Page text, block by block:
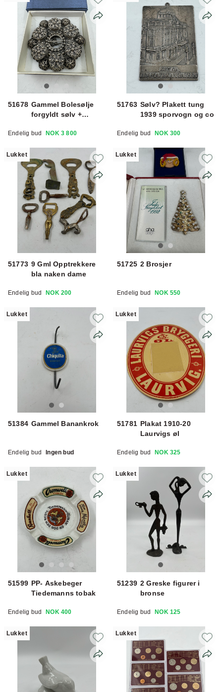
51678 Gammel Bolesølje
forgyldt sølv +
Endelig bud NOK 3 800
51763 Sølv? Plakett tung
1939 sporvogn og co
Endelig bud NOK 300
Lukket
51773 9 Gml Opptrekkere
bla naken dame
Endelig bud NOK 200
Lukket
51725 2 Brosjer
Endelig bud NOK 550
Lukket
51384 Gammel Banankrok
Endelig bud Ingen bud
Lukket
51781 Plakat 1910-20
Laurvigs øl
Endelig bud NOK 325
Lukket
51599 PP- Askebeger
Tiedemanns tobak
Endelig bud NOK 400
Lukket
51239 2 Greske figurer i
bronse
Endelig bud NOK 125
Lukket Lukket